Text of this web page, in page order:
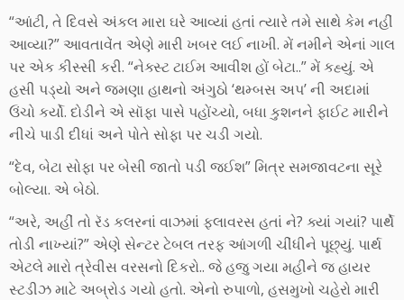
“આંટી, તે દિવસે અંકલ મારા ઘરે આવ્યાં હતાં ત્યારે તમે સાથે કેમ નહીં
આવ્યા?” આવતાવેંત એણે મારી ખબર લઈ નાખી. મેં નમીને એનાં ગાલ
પર એક કીસ્સી કરી. “નેક્સ્ટ ટાઈમ આવીશ હોં બેટા..” મેં કહ્યું. એ
હસી પડ્યો અને જમણા હાથનો અંગુઠો ‘થમ્બસ અપ’ ની અદામાં
ઉંચો કર્યો. દોડીને એ સૉફા પાસે પહોંચ્યો, બધા કુશનને ફાઈટ મારીને
નીચે પાડી દીધાં અને પોતે સોફા પર ચડી ગયો.
“દેવ, બેટા સોફા પર બેસી જાતો પડી જઈશ” મિત્ર સમજાવટના સૂરે
બોલ્યા. એ બેઠો.
“અરે, અહીં તો રૅડ કલરનાં વાઝમાં ફ્લાવરસ હતાં ને? ક્યાં ગયાં? પાર્થે
તોડી નાખ્યાં?” એણે સેન્ટર ટેબલ તરફ આંગળી ચીંધીને પૂછ્યું. પાર્થ
એટલે મારો ત્રેવીસ વરસનો દિકરો.. જે હજુ ગયા મહીને જ હાયર
સ્ટડીઝ માટે અબ્રોડ ગયો હતો. એનો રુપાળો, હસમુખો ચહેરો મારી